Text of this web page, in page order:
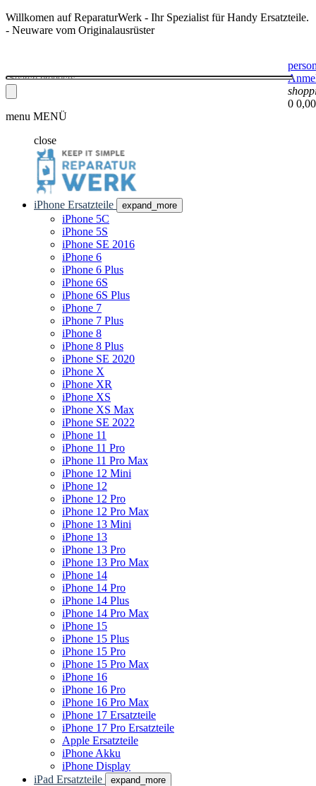
Willkomen auf ReparaturWerk - Ihr Spezialist für Handy Ersatzteile.
- Neuware vom Originalausrüster
0
menu MENÜ
close
iPhone Ersatzteile expand_more
iPhone 5C
iPhone 5S
iPhone SE 2016
iPhone 6
iPhone 6 Plus
iPhone 6S
iPhone 6S Plus
iPhone 7
iPhone 7 Plus
iPhone 8
iPhone 8 Plus
iPhone SE 2020
iPhone X
iPhone XR
iPhone XS
iPhone XS Max
iPhone SE 2022
iPhone 11
iPhone 11 Pro
iPhone 11 Pro Max
iPhone 12 Mini
iPhone 12
iPhone 12 Pro
iPhone 12 Pro Max
iPhone 13 Mini
iPhone 13
iPhone 13 Pro
iPhone 13 Pro Max
iPhone 14
iPhone 14 Pro
iPhone 14 Plus
iPhone 14 Pro Max
iPhone 15
iPhone 15 Plus
iPhone 15 Pro
iPhone 15 Pro Max
iPhone 16
iPhone 16 Pro
iPhone 16 Pro Max
iPhone 17 Ersatzteile
iPhone 17 Pro Ersatzteile
Apple Ersatzteile
iPhone Akku
iPhone Display
iPad Ersatzteile
expand_more